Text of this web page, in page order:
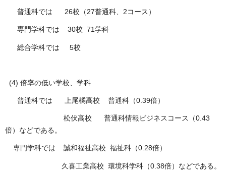
普通科では 26校（27普通科、2コース）
専門学科では 30校 71学科
総合学科では 5校
(4) 倍率の低い学校、学科
普通科では 上尾橘高校 普通科（0.39倍）
松伏高校 普通科情報ビジネスコース（0.43
倍）などである。
専門学科では 誠和福祉高校 福祉科（0.28倍）
久喜工業高校 環境科学科（0.38倍）などである。